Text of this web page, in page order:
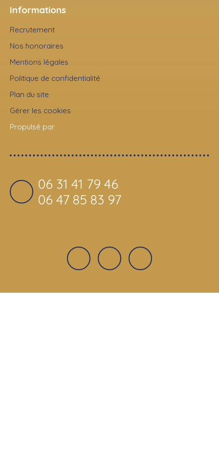
Informations
Recrutement
Nos honoraires
Mentions légales
Politique de confidentialité
Plan du site
Gérer les cookies
Propulsé par
06 31 41 79 46
06 47 85 83 97